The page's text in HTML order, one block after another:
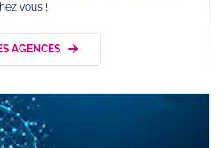
vous !
AGENCES